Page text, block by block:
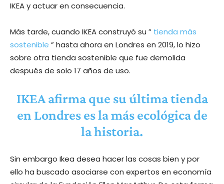
IKEA y actuar en consecuencia.
Más tarde, cuando IKEA construyó su ” tienda más
sostenible ” hasta ahora en Londres en 2019, lo hizo
sobre otra tienda sostenible que fue demolida
después de solo 17 años de uso.
IKEA afirma que su última tienda
en Londres es la más ecológica de
la historia.
Sin embargo Ikea desea hacer las cosas bien y por
ello ha buscado asociarse con expertos en economía